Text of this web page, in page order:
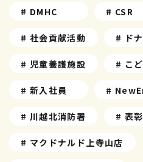
# DMHC # CSR
# 社会貢献活動 # ド
# 児童養護施設 # こ
# 新入社員 #
# 川越北消防署 # 表彰
# マクドナルド上寺山店